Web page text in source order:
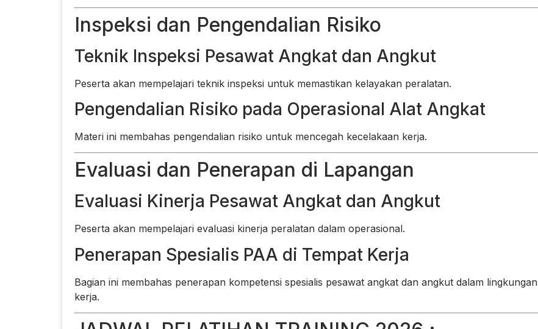
Inspeksi dan Pengendalian Risiko
Teknik Inspeksi Pesawat Angkat dan Angkut
Peserta akan mempelajari teknik inspeksi untuk memastikan kelayakan peralatan.
Pengendalian Risiko pada Operasional Alat Angkat
Materi ini membahas pengendalian risiko untuk mencegah kecelakaan kerja.
Evaluasi dan Penerapan di Lapangan
Evaluasi Kinerja Pesawat Angkat dan Angkut
Peserta akan mempelajari evaluasi kinerja peralatan dalam operasional.
Penerapan Spesialis PAA di Tempat Kerja
Bagian ini membahas penerapan kompetensi spesialis pesawat angkat dan angkut dalam lingkungan
kerja.